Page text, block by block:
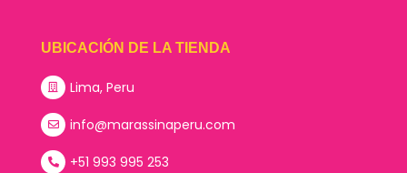
UBICACIÓN DE LA TIENDA
Lima, Peru
info@marassinaperu.com
+51 993 995 253